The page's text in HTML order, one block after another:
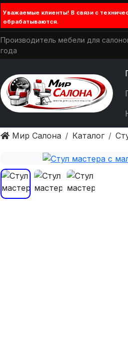
Уважаемые клиенты! В связи с
обрабатываются.
Производитель мебели для
года
Мир Салона Каталог